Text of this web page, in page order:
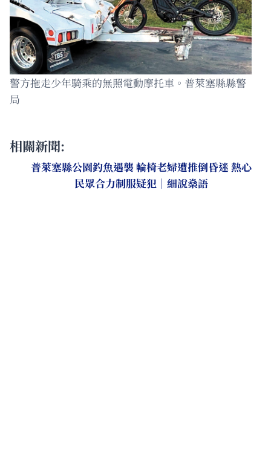
警方拖走少年騎乘的無照電動摩托車。普萊塞縣縣警
局
相關新聞:
普萊塞縣公園釣魚遇襲 輪椅老婦遭推倒昏迷 熱心
民眾合力制服疑犯｜細說燊語